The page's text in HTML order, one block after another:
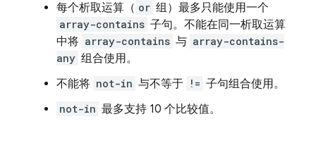
每个析取运算（ or 组）最多只能使用一个
array-contains 子句。不能在同一析取运算
中将 array-contains 与 array-contains-
any 组合使用。
不能将 not-in 与不等于 != 子句组合使用。
not-in 最多支持 10 个比较值。